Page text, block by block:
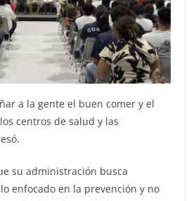
a la gente el buen comer y el
centros de salud y las
su administración busca
enfocado en la prevención y no